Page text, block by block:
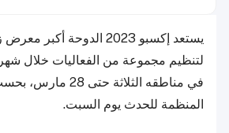
يستعد إكسبو 2023 الدوحة
لتنظيم مجموعة من الفعاليات خلال
في مناطقه الثلاثة
المنظمة للحدث يوم السبت.